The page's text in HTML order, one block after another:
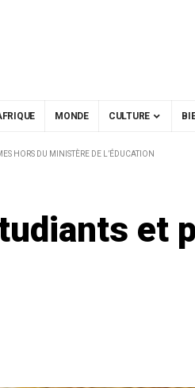
MONDE CULTURE
HORS DU MINISTÈRE DE L’ÉDUCATION
et